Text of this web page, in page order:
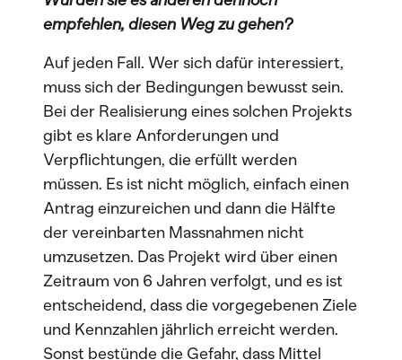
empfehlen, diesen Weg zu gehen?
Auf jeden Fall. Wer sich dafür interessiert,
muss sich der Bedingungen bewusst sein.
Bei der Realisierung eines solchen Projekts
gibt es klare Anforderungen und
Verpflichtungen, die erfüllt werden
müssen. Es ist nicht möglich, einfach einen
Antrag einzureichen und dann die Hälfte
der vereinbarten Massnahmen nicht
umzusetzen. Das Projekt wird über einen
Zeitraum von 6 Jahren verfolgt, und es ist
entscheidend, dass die vorgegebenen Ziele
und Kennzahlen jährlich erreicht werden.
Sonst bestünde die Gefahr, dass Mittel